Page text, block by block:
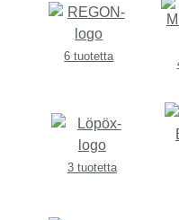
6 tuotetta
3 tuotetta